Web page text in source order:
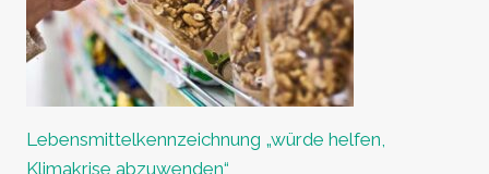
Lebensmittelkennzeichnung „würde helfen,
Klimakrise abzuwenden“